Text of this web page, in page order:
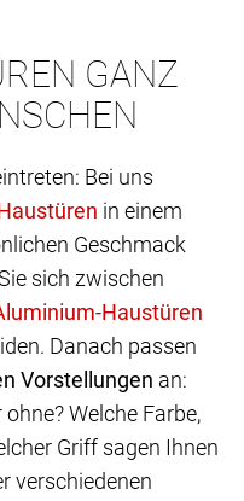
GANZ
Bei uns
in einem
Geschmack
sich zwischen
Danach passen
Vorstellungen an:
Welche Farbe,
Griff sagen Ihnen
verschiedenen